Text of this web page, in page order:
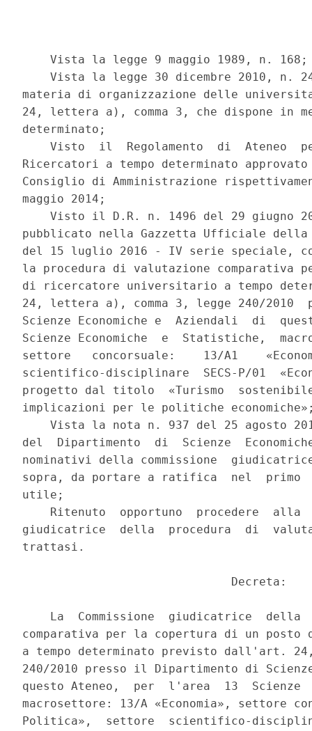
Vista la legge 9 maggio 1989, n.
Vista la legge 30 dicembre 2010, n.
materia di organizzazione delle
24, lettera a), comma 3, che dispone in
determinato;
Visto  il  Regolamento  di  Ateneo
Ricercatori a tempo determinato
Consiglio di Amministrazione
maggio 2014;
Visto il D.R. n. 1496 del 29 giugno
pubblicato nella Gazzetta Ufficiale
del 15 luglio 2016 - IV serie speciale,
la procedura di valutazione comparativa
di ricercatore universitario a tempo
24, lettera a), comma 3, legge 240/
Scienze Economiche e  Aziendali  di
Scienze Economiche  e  Statistiche,
settore   concorsuale:    13/A1
scientifico-disciplinare  SECS-P/01
progetto dal titolo  «Turismo
implicazioni per le politiche
Vista la nota n. 937 del 25 agosto
del  Dipartimento  di  Scienze
nominativi della commissione
sopra, da portare a ratifica  nel  primo
utile;
Ritenuto  opportuno  procedere  alla
giudicatrice  della  procedura  di
trattasi.
                              Decreta:
La  Commissione  giudicatrice  della
comparativa per la copertura di un
a tempo determinato previsto dall'art.
240/2010 presso il Dipartimento di
questo Ateneo,  per  l'area  13  Scienze
macrosettore: 13/A «Economia», settore
Politica»,  settore  scientifico-